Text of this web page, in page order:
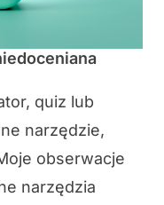
quiz lub
narzędzie,
obserwacje
narzędzia